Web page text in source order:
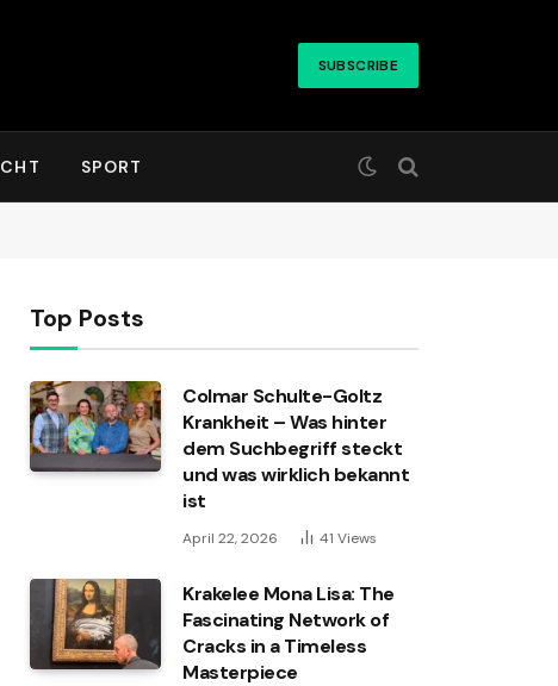
SUBSCRIBE
SPORT
Top Posts
Colmar Schulte-Goltz
Krankheit – Was hinter
dem Suchbegriff steckt
und was wirklich bekannt
ist
April 22, 2026 41 Views
Krakelee Mona Lisa: The
Fascinating Network of
Cracks in a Timeless
Masterpiece